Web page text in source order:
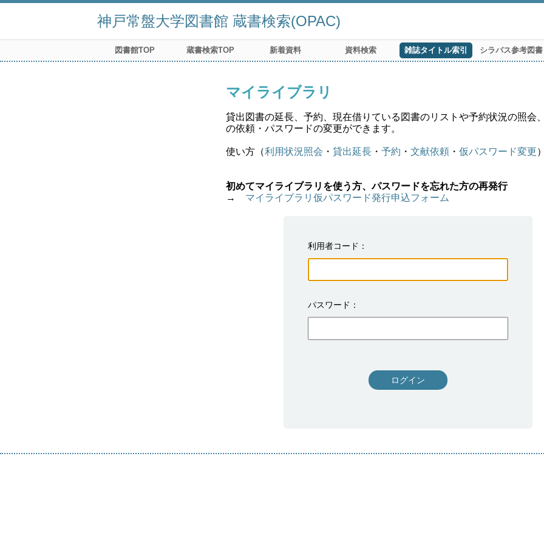
神戸常盤大学図書館 蔵書検索(OPAC)
図書館TOP 蔵書検索TOP 新着資料 資料検索 雑誌タイトル索引 シラバス参考図書
マイライブラリ
貸出図書の延長、予約、現在借りている図書のリストや予約状況の照会
の依頼・パスワードの変更ができます。
使い方（利用状況照会 ・ 貸出延長 ・ 予約 ・ 文献依頼 ・ 仮パスワード変更）
初めてマイライブラリを使う方、パスワードを忘れた方の再発行
→ マイライブラリ仮パスワード発行申込フォーム
利用者コード
パスワード
ログイン